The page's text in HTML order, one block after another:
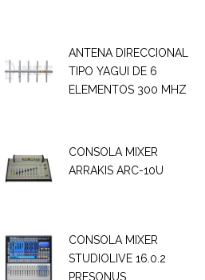
ANTENA DIRECCIONAL
TIPO YAGUI DE 6
ELEMENTOS 300 MHZ
CONSOLA MIXER
ARRAKIS ARC-10U
CONSOLA MIXER
STUDIOLIVE 16.0.2
PRESONUS